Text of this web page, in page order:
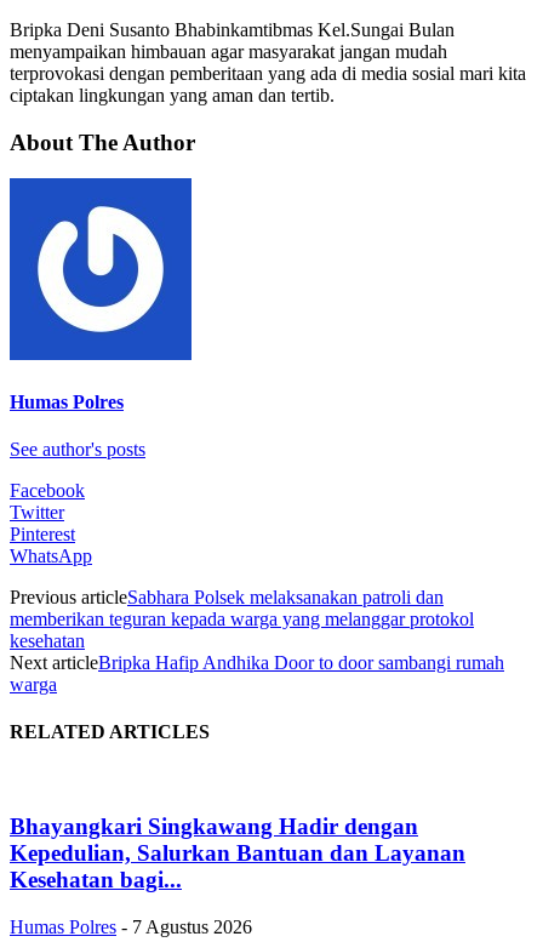
Bripka Deni Susanto Bhabinkamtibmas Kel.Sungai Bulan
menyampaikan himbauan agar masyarakat jangan mudah
terprovokasi dengan pemberitaan yang ada di media sosial mari kita
ciptakan lingkungan yang aman dan tertib.
About The Author
Humas Polres
See author's posts
Facebook
Twitter
Pinterest
WhatsApp
Previous articleSabhara Polsek melaksanakan patroli dan
memberikan teguran kepada warga yang melanggar protokol
kesehatan
Next articleBripka Hafip Andhika Door to door sambangi rumah
warga
RELATED ARTICLES
Bhayangkari Singkawang Hadir dengan
Kepedulian, Salurkan Bantuan dan Layanan
Kesehatan bagi...
Humas Polres - 7 Agustus 2026